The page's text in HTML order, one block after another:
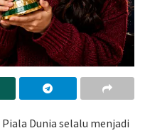
Dunia selalu menjadi